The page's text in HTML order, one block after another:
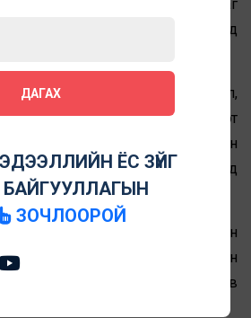
өрийн үүргээ үнэнч, шударга, цаг
гүйцэтгэх ба ХМЗ-ийн зорилтод
явуулахгүй.
хэлэлцсэн асуудал,
хэлсэн үгс, мэтгэлцээн гэх мэт
явцтай холбоотой мэдээллийн
аливаа хэлбэрээр бусдад
байсан ч хорооноос гаргасан
хүндэтгэж, гаргасан шийдвэрийн
бодлыг бусдад дэлгэхгүй, элдэв
үүсгэхгүй.
ДАГАХ
ЁС ЗҮЙГ
ЗОЧЛООРОЙ